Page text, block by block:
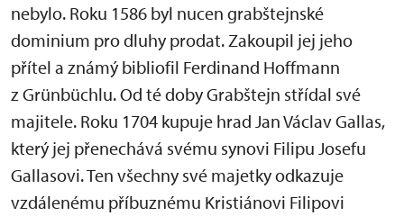
nebylo. Roku 1586 byl nucen grabštejnské
dominium pro dluhy prodat. Zakoupil jej jeho
přítel a známý bibliofil Ferdinand Hoffmann
z Grünbüchlu. Od té doby Grabštejn střídal své
majitele. Roku 1704 kupuje hrad Jan Václav Gallas,
který jej přenechává svému synovi Filipu Josefu
Gallasovi. Ten všechny své majetky odkazuje
vzdálenému příbuznému Kristiánovi Filipovi